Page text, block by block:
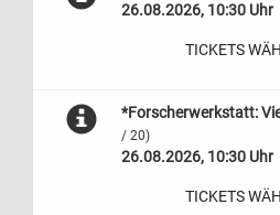
26.08.2026, 10:30 Uhr
TICKETS
*Forscherwerkstatt:
/ 20)
26.08.2026, 10:30 Uhr
TICKETS